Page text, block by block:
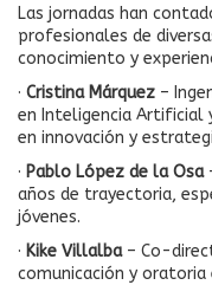
Las jornadas han
profesionales de
conocimiento y
· Cristina Márquez –
en Inteligencia Artificial
en innovación y
· Pablo López de la Osa
años de trayectoria,
jóvenes.
· Kike Villalba– Co-
comunicación y